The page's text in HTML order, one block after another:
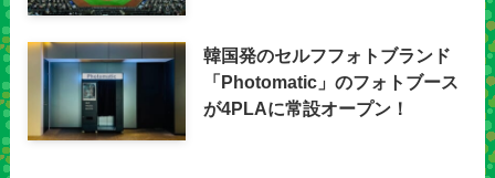
韓国発のセルフフォトブランド
「Photomatic」のフォトブース
が4PLAに常設オープン！